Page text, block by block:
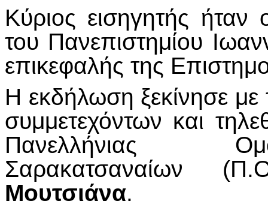
Κύριος εισηγητής
του Πανεπιστημίου
επικεφαλής της
Η εκδήλωση ξεκίνησε
συμμετεχόντων και
Πανελλήνιας
Σαρακατσαναίων
Μουτσιάνα.